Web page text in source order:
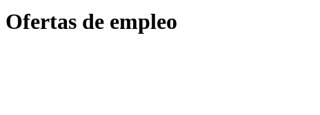
Ofertas de empleo